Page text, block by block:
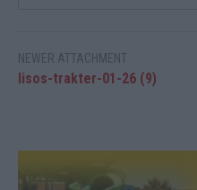
NEWER ATTACHMENT
lisos-trakter-01-26 (9)